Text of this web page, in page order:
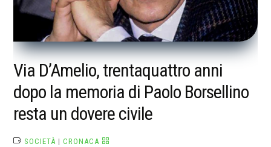
Via D’Amelio, trentaquattro anni
dopo la memoria di Paolo Borsellino
resta un dovere civile
SOCIETÀ |CRONACA